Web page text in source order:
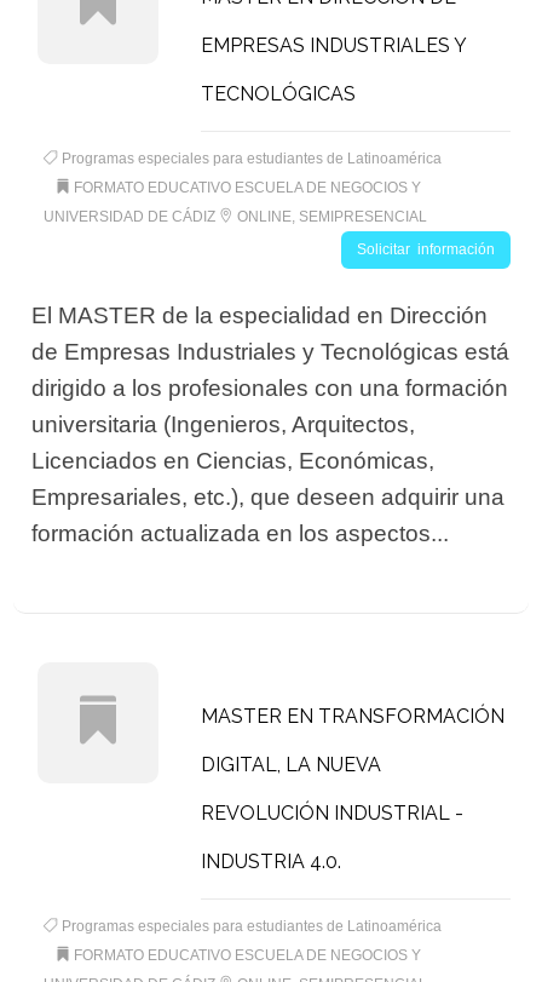
EMPRESAS INDUSTRIALES Y
TECNOLÓGICAS
Programas especiales para estudiantes de Latinoamérica
FORMATO EDUCATIVO ESCUELA DE NEGOCIOS Y
UNIVERSIDAD DE CÁDIZ
ONLINE, SEMIPRESENCIAL
Solicitar información
El MASTER de la especialidad en Dirección
de Empresas Industriales y Tecnológicas está
dirigido a los profesionales con una formación
universitaria (Ingenieros, Arquitectos,
Licenciados en Ciencias, Económicas,
Empresariales, etc.), que deseen adquirir una
formación actualizada en los aspectos...
MASTER EN TRANSFORMACIÓN
DIGITAL, LA NUEVA
REVOLUCIÓN INDUSTRIAL -
INDUSTRIA 4.0.
Programas especiales para estudiantes de Latinoamérica
FORMATO EDUCATIVO ESCUELA DE NEGOCIOS Y